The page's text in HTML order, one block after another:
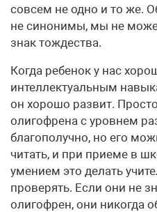
совсем не одно и то же.
не синонимы, мы не
знак тождества.
Когда ребенок у нас
интеллектуальным
он хорошо развит.
олигофрена с уровнем
благополучно, но его
читать, и при приеме в
умением это делать
проверять. Если они не
олигофрен, они никогда